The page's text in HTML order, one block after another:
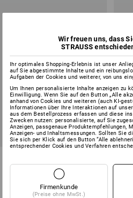
(m. MwSt.) ab 12 Stück (m.
Wir freuen uns, dass
STRAUSS
Ihr optimales Shopping-Erlebnis ist unser
auf Sie abgestimmte Inhalte und ein
Aufgaben der Cookies und weiterer, von uns
Um Ihnen personalisierte Inhalte anzeigen zu
Einwilligung. Wenn Sie auf den Button „Alle
anhand von Cookies und weiteren (auch KI-
Informationen über Ihre Interaktionen auf
aus dem Bestellprozess erfassen und diese
Zwecken nutzen: personalisierte, auf Sie
Anzeigen, passgenaue Produktempfehlungen,
Anzeigen- und Inhaltsmessungen. Sollten Sie
Sie sich per Klick auf den Button “Alle
entsprechender Cookies und Verfahren
Firmenkunde
(Preise ohne MwSt.)